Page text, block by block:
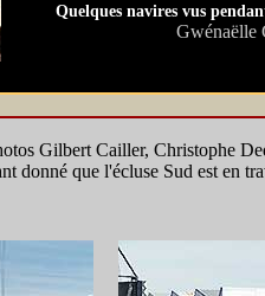
Quelques navires vus
Gwénaëlle
Gilbert Cailler, Christophe
donné que l'écluse Sud est en